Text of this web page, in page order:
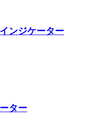
ンジケーター
ター